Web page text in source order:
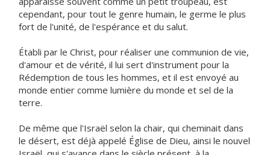
cependant, pour tout le genre humain, le germe le plus
fort de l'unité, de l'espérance et du salut.
Établi par le Christ, pour réaliser une communion de vie,
d'amour et de vérité, il lui sert d'instrument pour la
Rédemption de tous les hommes, et il est envoyé au
monde entier comme lumière du monde et sel de la
terre.
De même que l'Israël selon la chair, qui cheminait dans
le désert, est déjà appelé Église de Dieu, ainsi le nouvel